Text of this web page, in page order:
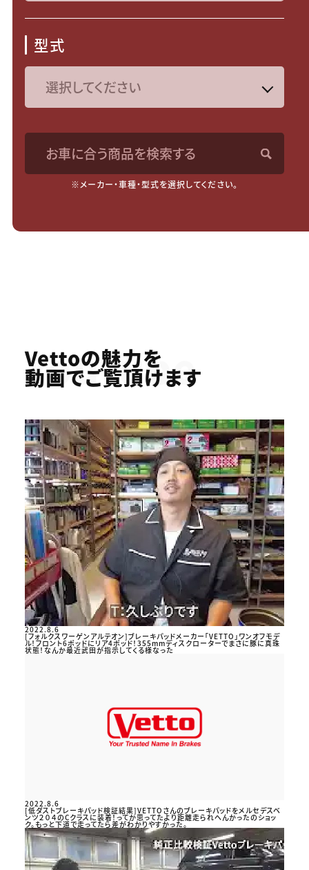
型式
お車に合う商品を検索する
※メーカー・車種・型式を選択してください。
Youtube
Vettoの魅力を
動画でご覧頂けます
2022.8.6
[フォルクスワーゲンアルテオン]ブレーキパッドメーカー「VETTO」ワンオフモデ
ル！フロント6ポッドにリア4ポッド！355mmディスクローターでまさに豚に真珠
状態！なんか最近武田が指示してくる様なった
2022.8.6
[低ダストブレーキパッド検証結果]VETTOさんのブレーキパッドをメルセデスベ
ンツ２０４のCクラスに装着！ってか思ってたより距離走られへんかったのショッ
ク。もっと下道で走ってたら差がわかりやすかった。